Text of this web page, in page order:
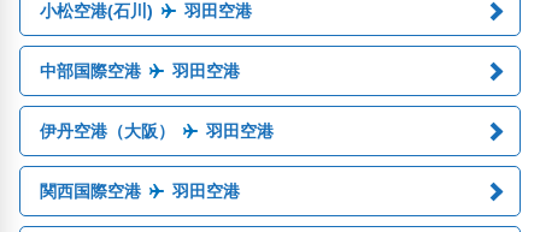
小松空港(石川) 羽田空港
中部国際空港 羽田空港
伊丹空港（大阪） 羽田空港
関西国際空港 羽田空港